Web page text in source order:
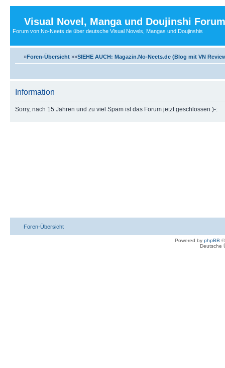
Visual Novel, Manga und Doujinshi Forum
Forum von No-Neets.de über deutsche Visual Novels, Mangas und Doujinshis
»Foren-Übersicht »»SIEHE AUCH: Magazin.No-Neets.de (Blog mit VN
Information
Sorry, nach 15 Jahren und zu viel Spam ist das Forum jetzt geschlossen )-:
Foren-Übersicht
Powered by phpBB
Deutsche